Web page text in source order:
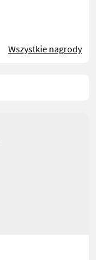
Wszystkie nagrody